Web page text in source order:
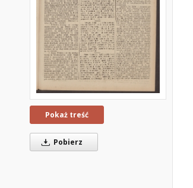
Pokaż treść
Pobierz